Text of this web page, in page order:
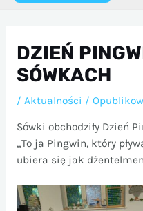
DZIEŃ
SÓWKACH
/ Aktualności /
Sówki obchodziły Dzień
„To ja Pingwin, który
ubiera się jak